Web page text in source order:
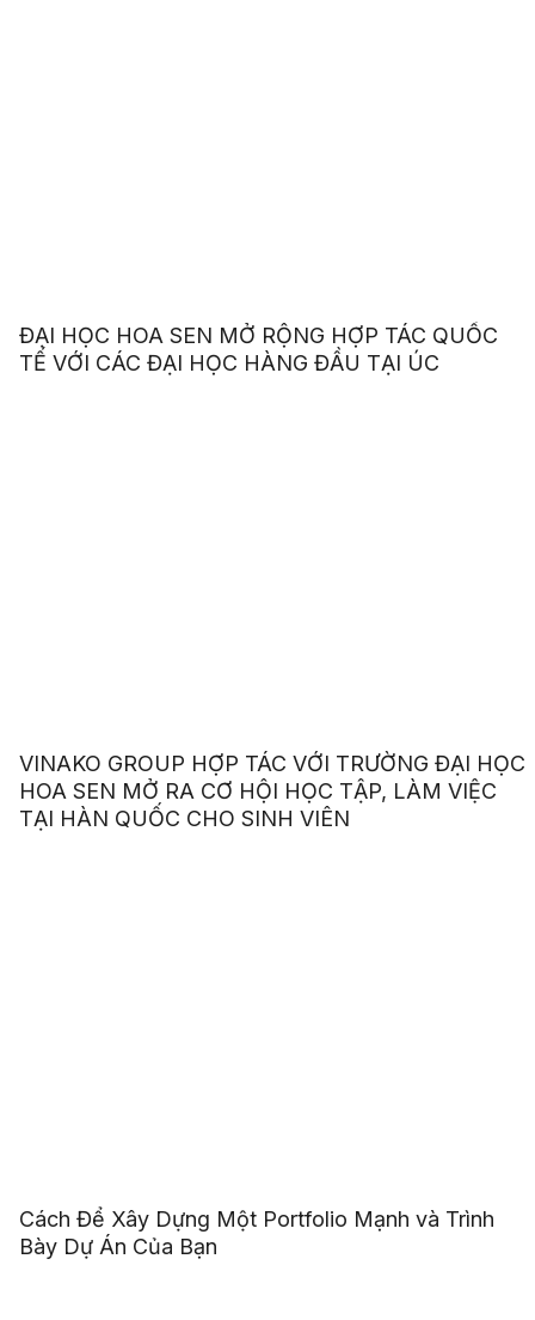
ĐẠI HỌC HOA SEN MỞ RỘNG HỢP TÁC QUỐC
TẾ VỚI CÁC ĐẠI HỌC HÀNG ĐẦU TẠI ÚC
VINAKO GROUP HỢP TÁC VỚI TRƯỜNG ĐẠI HỌC
HOA SEN MỞ RA CƠ HỘI HỌC TẬP, LÀM VIỆC
TẠI HÀN QUỐC CHO SINH VIÊN
Cách Để Xây Dựng Một Portfolio Mạnh và Trình
Bày Dự Án Của Bạn